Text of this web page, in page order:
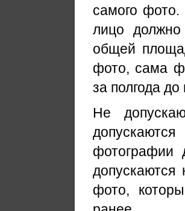
самого фото.
лицо
общей
фото, сама
за полгода
Не
фотографии
фото,